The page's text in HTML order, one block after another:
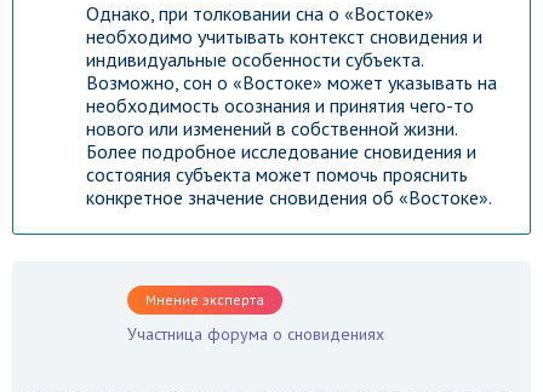
Однако, при толковании сна о «Востоке»
необходимо учитывать контекст сновидения и
индивидуальные особенности субъекта.
Возможно, сон о «Востоке» может указывать на
необходимость осознания и принятия чего-то
нового или изменений в собственной жизни.
Более подробное исследование сновидения и
состояния субъекта может помочь прояснить
конкретное значение сновидения об «Востоке».
Мнение эксперта
Участница форума о сновидениях